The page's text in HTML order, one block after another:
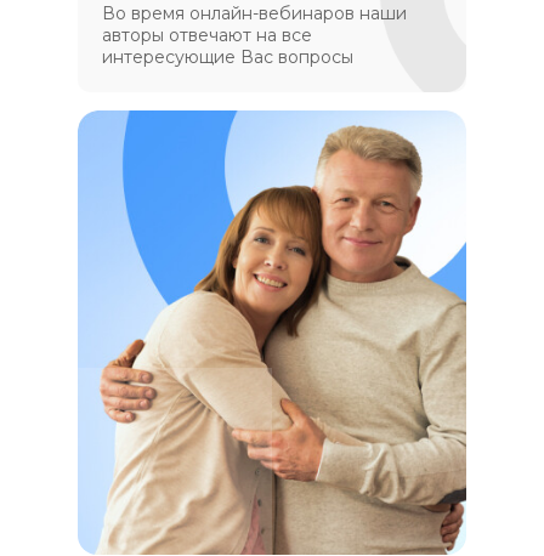
Во время онлайн-вебинаров наши
авторы отвечают на все
интересующие Вас вопросы